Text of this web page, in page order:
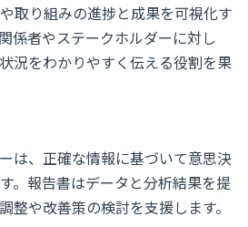
取り組みの進捗と成果を可視化す
係者やステークホルダーに対し
況をわかりやすく伝える役割を果
は、正確な情報に基づいて意思決
。報告書はデータと分析結果を提
整や改善策の検討を支援します。